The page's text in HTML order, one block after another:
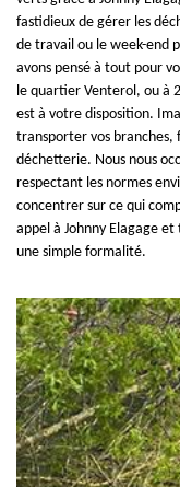
fastidieux de gérer les
de travail ou le week-end
avons pensé à tout pour
le quartier Venterol, ou à
est à votre disposition.
transporter vos branches,
déchetterie. Nous nous
respectant les normes
concentrer sur ce qui
appel à Johnny Elagage
une simple formalité.